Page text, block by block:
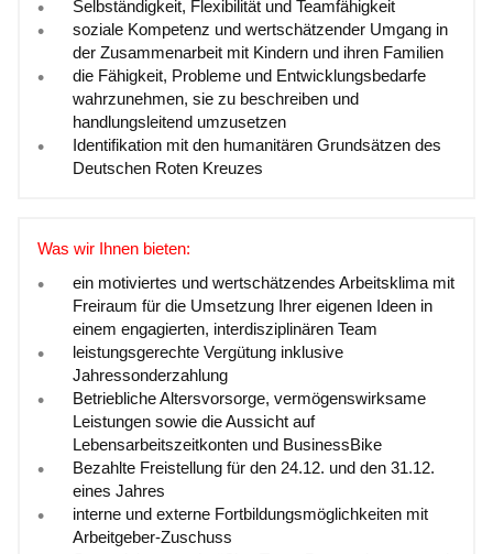
Selbständigkeit, Flexibilität und Teamfähigkeit
soziale Kompetenz und wertschätzender Umgang in
der Zusammenarbeit mit Kindern und ihren Familien
die Fähigkeit, Probleme und Entwicklungsbedarfe
wahrzunehmen, sie zu beschreiben und
handlungsleitend umzusetzen
Identifikation mit den humanitären Grundsätzen des
Deutschen Roten Kreuzes
Was wir Ihnen bieten:
ein motiviertes und wertschätzendes Arbeitsklima mit
Freiraum für die Umsetzung Ihrer eigenen Ideen in
einem engagierten, interdisziplinären Team
leistungsgerechte Vergütung inklusive
Jahressonderzahlung
Betriebliche Altersvorsorge, vermögenswirksame
Leistungen sowie die Aussicht auf
Lebensarbeitszeitkonten und BusinessBike
Bezahlte Freistellung für den 24.12. und den 31.12.
eines Jahres
interne und externe Fortbildungsmöglichkeiten mit
Arbeitgeber-Zuschuss